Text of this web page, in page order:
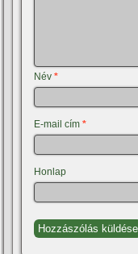
Név*
E-mail cím*
Honlap